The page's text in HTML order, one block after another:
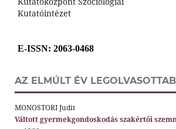
Kutatóintézet
E-ISSN: 2063-0468
AZ ELMÚLT ÉV
MONOSTORI Judit
Váltott gyermekgondoskodás szakértői